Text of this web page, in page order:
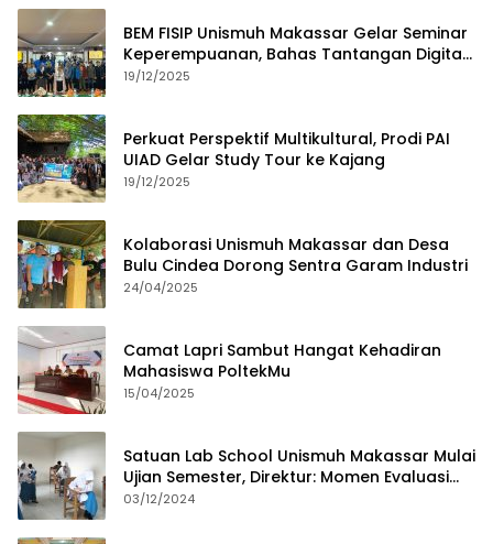
BEM FISIP Unismuh Makassar Gelar Seminar
Keperempuanan, Bahas Tantangan Digital
dan Budaya Lokal
19/12/2025
Perkuat Perspektif Multikultural, Prodi PAI
UIAD Gelar Study Tour ke Kajang
19/12/2025
Kolaborasi Unismuh Makassar dan Desa
Bulu Cindea Dorong Sentra Garam Industri
24/04/2025
Camat Lapri Sambut Hangat Kehadiran
Mahasiswa PoltekMu
15/04/2025
Satuan Lab School Unismuh Makassar Mulai
Ujian Semester, Direktur: Momen Evaluasi
Proses Pembelajaran
03/12/2024